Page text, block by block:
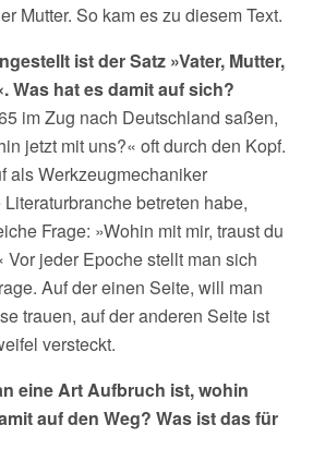
Mutter. So kam es zu diesem Text.
ist der Satz »Vater, Mutter,
Was hat es damit auf sich?
im Zug nach Deutschland saßen,
jetzt mit uns?« oft durch den Kopf.
als Werkzeugmechaniker
betreten habe,
Frage: »Wohin mit mir, traust du
jeder Epoche stellt man sich
Auf der einen Seite, will man
trauen, auf der anderen Seite ist
versteckt.
eine Art Aufbruch ist, wohin
auf den Weg? Was ist das für